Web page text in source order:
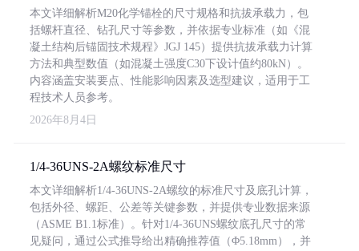
本文详细解析M20化学锚栓的尺寸规格和抗拔承载力，包
括螺杆直径、钻孔尺寸等参数，并依据专业标准（如《混
凝土结构后锚固技术规程》JGJ 145）提供抗拔承载力计算
方法和典型数值（如混凝土强度C30下设计值约80kN）。
内容涵盖安装要点、性能影响因素及选型建议，适用于工
程技术人员参考。
2026年8月4日
1/4-36UNS-2A螺纹标准尺寸
本文详细解析1/4-36UNS-2A螺纹的标准尺寸及底孔计算，
包括外径、螺距、公差等关键参数，并提供专业数据来源
（ASME B1.1标准）。针对1/4-36UNS螺纹底孔尺寸的常
见疑问，通过公式推导给出精确推荐值（Φ5.18mm），并